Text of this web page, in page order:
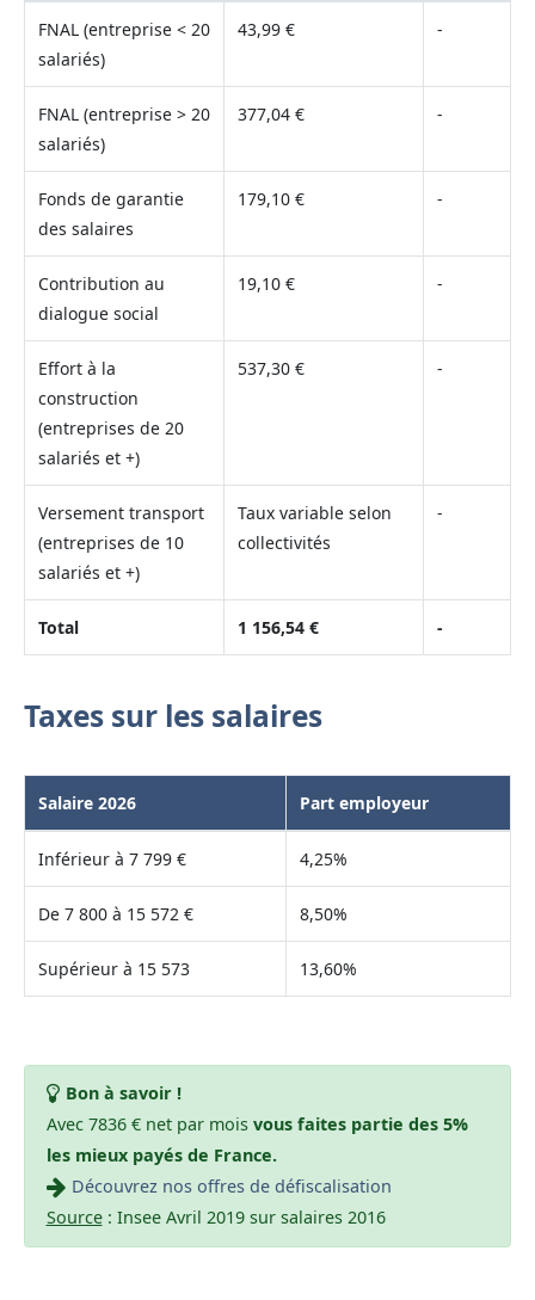
FNAL (entreprise < 20
salariés)
43,99 € -
FNAL (entreprise > 20
salariés)
377,04 € -
Fonds de garantie
des salaires
179,10 € -
Contribution au
dialogue social
19,10 € -
Effort à la
construction
(entreprises de 20
salariés et +)
537,30 € -
Versement transport
(entreprises de 10
salariés et +)
Taux variable selon
collectivités
-
Total 1 156,54 € -
Taxes sur les salaires
Salaire 2026 Part employeur
Inférieur à 7 799 € 4,25%
De 7 800 à 15 572 € 8,50%
Supérieur à 15 573 13,60%
Bon à savoir !
Avec 7836 € net par mois vous faites partie des 5%
les mieux payés de France.
Découvrez nos offres de défiscalisation
Source: Insee Avril 2019 sur salaires 2016